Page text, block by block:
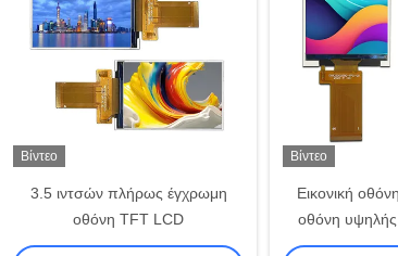
Βίντεο
3.5 ιντσών πλήρως έγχρωμη
οθόνη TFT LCD
Βίντεο
Εικονική
οθόνη υψηλής